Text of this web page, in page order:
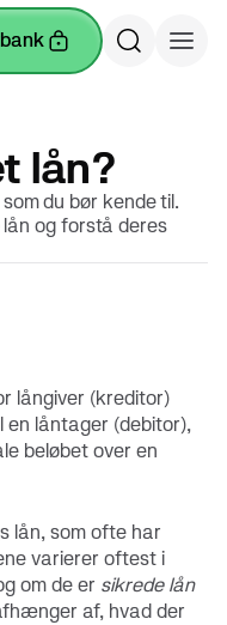
lån?
du bør kende til.
og forstå deres
långiver (kreditor)
en låntager (debitor),
beløbet over en
lån, som ofte har
varierer oftest i
om de er sikrede lån
af, hvad der